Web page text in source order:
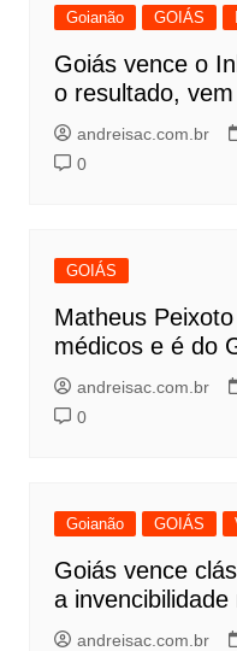
Goianão GOIÁS
Goiás vence o
o resultado,
andreisac.com.br
0
GOIÁS
Matheus
médicos e é do
andreisac.com.br
0
Goianão GOIÁS
Goiás vence
a
andreisac.com.br